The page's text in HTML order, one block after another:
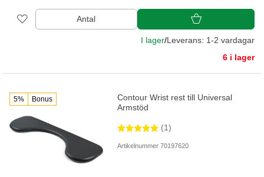
Antal
I lager/Leverans: 1-2 vardagar
6 i lager
5% Bonus
Contour Wrist rest till Universal
Armstöd
(1)
Artikelnummer 70197620